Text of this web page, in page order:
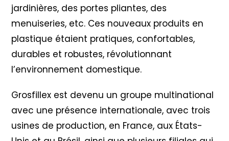
jardinières, des portes pliantes, des
menuiseries, etc. Ces nouveaux produits en
plastique étaient pratiques, confortables,
durables et robustes, révolutionnant
l’environnement domestique.
Grosfillex est devenu un groupe multinational
avec une présence internationale, avec trois
usines de production, en France, aux États-